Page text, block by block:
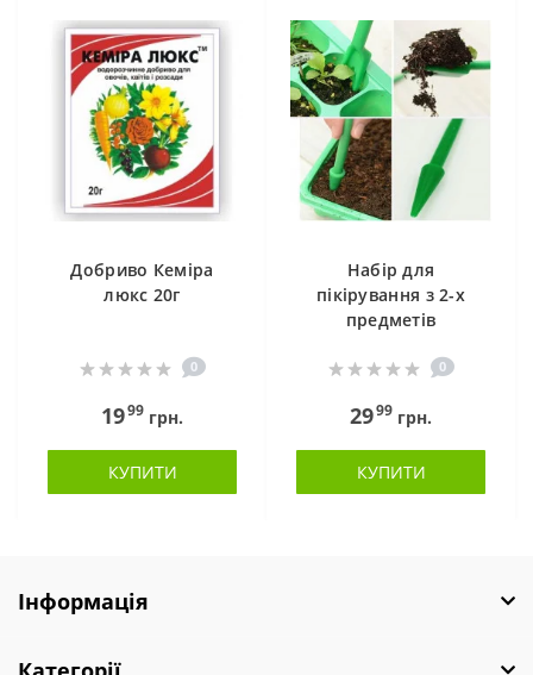
Добриво Кеміра
люкс 20г
0
1999 грн.
КУПИТИ
Набір для
пікірування з 2-х
предметів
0
2999 грн.
КУПИТИ
Інформація